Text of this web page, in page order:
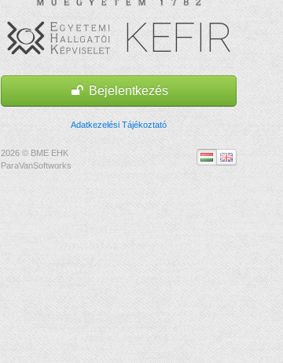
KEFIR
Bejelentkezés
Adatkezelési Tájékoztató
2026 © BME EHK
ParaVanSoftworks